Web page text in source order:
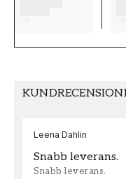
Leena Dahlin
Snabb leverans.
Snabb leverans.